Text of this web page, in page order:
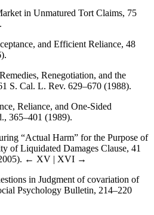
in Unmatured Tort Claims, 75
and Efficient Reliance, 48
Renegotiation, and the
S. Cal. L. Rev. 629–670 (1988).
Reliance, and One-Sided
365–401 (1989).
“Actual Harm” for the Purpose of
of Liquidated Damages Clause, 41
← XV | XVI →
in Judgment of covariation of
Psychology Bulletin, 214–220